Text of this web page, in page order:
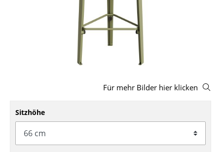
Bänke & Liegen
Schaukelstühle
Bürodrehstühle
Für mehr Bilder hier klicken
Sitzhöhe